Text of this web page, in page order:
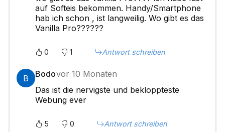
auf Softeis bekommen. Handy/Smartphone
hab ich schon , ist langweilig. Wo gibt es das
Vanilla Pro??????
0 1 Antwort schreiben
B Bodovor 10 Monaten
Das ist die nervigste und bekloppteste
Webung ever
5 0 Antwort schreiben